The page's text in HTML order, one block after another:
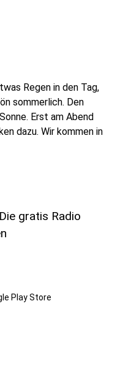
Regen in den Tag,
sommerlich. Den
Erst am Abend
dazu. Wir kommen in
gratis Radio
Play Store